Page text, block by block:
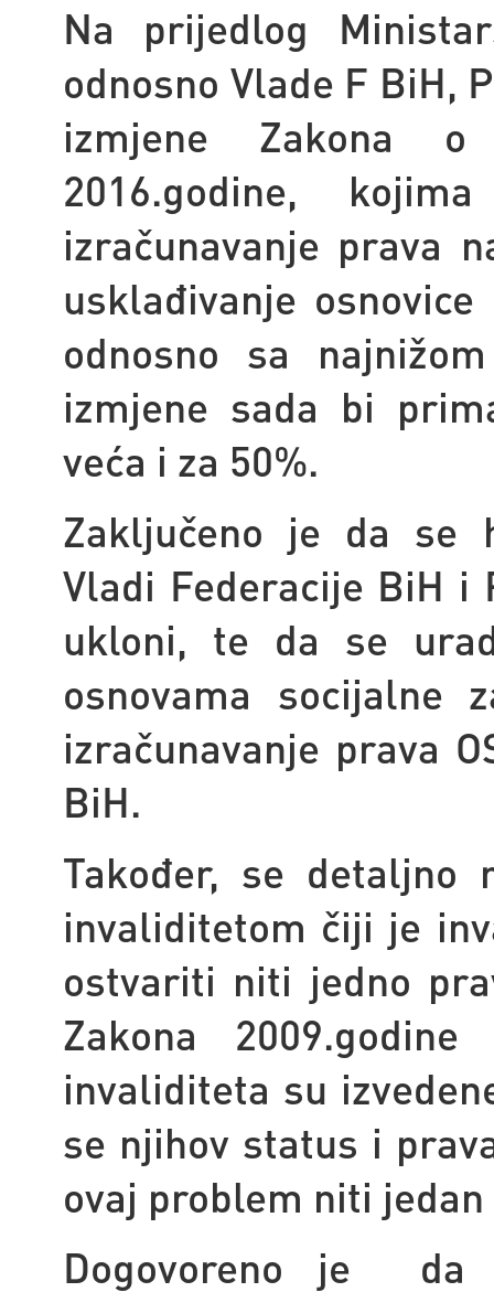
Na prijedlog
odnosno Vlade F BiH,
izmjene Zakona o
2016.godine,
izračunavanje prava
usklađivanje
odnosno sa
izmjene sada bi
veća i za 50%.
Zaključeno je da se
Vladi Federacije BiH i
ukloni, te da se
osnovama socijalne
izračunavanje prava
BiH.
Također, se detaljno
invaliditetom čiji je
ostvariti niti jedno
Zakona
invaliditeta su
se njihov status i
ovaj problem niti
Dogovoreno je da